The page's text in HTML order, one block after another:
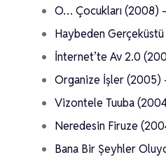
O… Çocukları (2008)
Haybeden
İnternet’te Av 2.0
Organize İşler (2005)
Vizontele Tuuba
Neredesin Firuze
Bana Bir Şeyhler